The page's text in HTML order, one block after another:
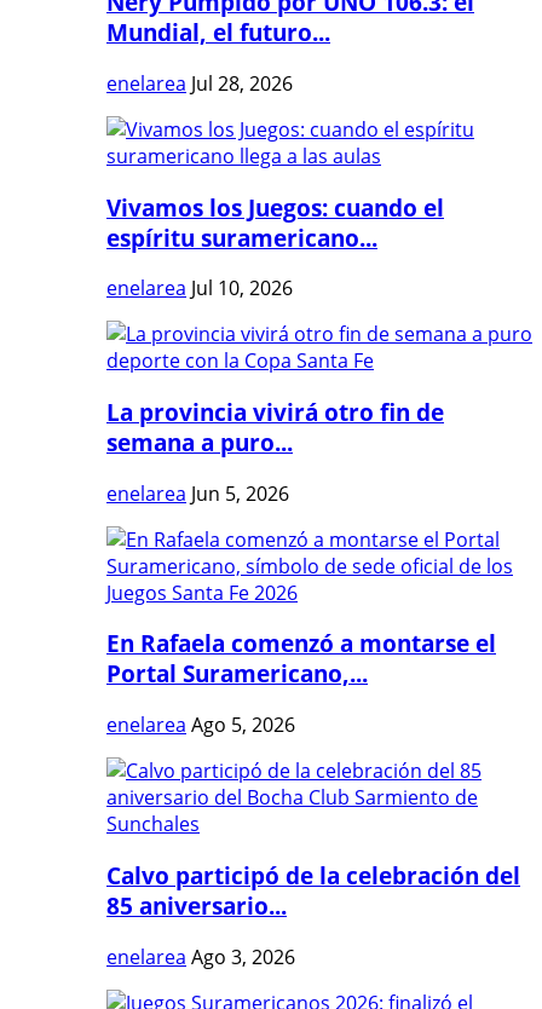
Mundial, el futuro...
enelarea Jul 28, 2026
Vivamos los Juegos: cuando el
espíritu suramericano...
enelarea Jul 10, 2026
La provincia vivirá otro fin de
semana a puro...
enelarea Jun 5, 2026
En Rafaela comenzó a montarse el
Portal Suramericano,...
enelarea Ago 5, 2026
Calvo participó de la celebración del
85 aniversario...
enelarea Ago 3, 2026